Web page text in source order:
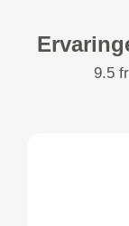
9.5